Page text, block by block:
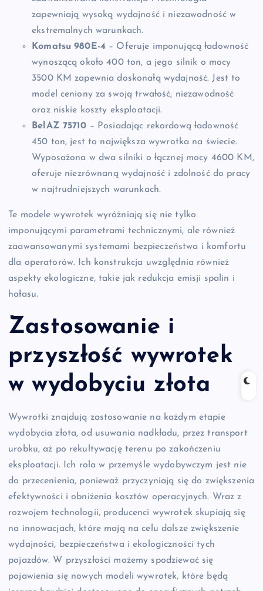
zapewniają wysoką wydajność i niezawodność w
ekstremalnych warunkach.
Komatsu 980E-4 – Oferuje imponującą ładowność
wynoszącą około 400 ton, a jego silnik o mocy
3500 KM zapewnia doskonałą wydajność. Jest to
model ceniony za swoją trwałość, niezawodność
oraz niskie koszty eksploatacji.
BelAZ 75710 – Posiadając rekordową ładowność
450 ton, jest to największa wywrotka na świecie.
Wyposażona w dwa silniki o łącznej mocy 4600 KM,
oferuje niezrównaną wydajność i zdolność do pracy
w najtrudniejszych warunkach.
Te modele wywrotek wyróżniają się nie tylko
imponującymi parametrami technicznymi, ale również
zaawansowanymi systemami bezpieczeństwa i komfortu
dla operatorów. Ich konstrukcja uwzględnia również
aspekty ekologiczne, takie jak redukcja emisji spalin i
hałasu.
Zastosowanie i
przyszłość wywrotek
w wydobyciu złota
Wywrotki znajdują zastosowanie na każdym etapie
wydobycia złota, od usuwania nadkładu, przez transport
urobku, aż po rekultywację terenu po zakończeniu
eksploatacji. Ich rola w przemyśle wydobywczym jest nie
do przecenienia, ponieważ przyczyniają się do zwiększenia
efektywności i obniżenia kosztów operacyjnych. Wraz z
rozwojem technologii, producenci wywrotek skupiają się
na innowacjach, które mają na celu dalsze zwiększenie
wydajności, bezpieczeństwa i ekologiczności tych
pojazdów. W przyszłości możemy spodziewać się
pojawienia się nowych modeli wywrotek, które będą